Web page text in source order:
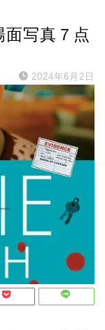
面写真７点
2024年6月2日